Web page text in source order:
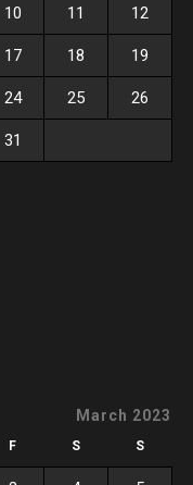
10 11 12
17 18 19
24 25 26
31
March 2023
F S S